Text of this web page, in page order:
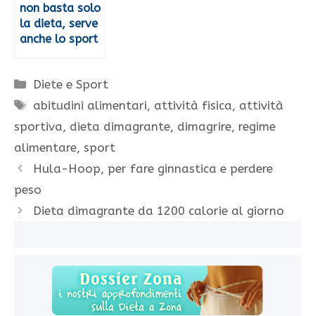
non basta solo
la dieta, serve
anche lo sport
Categorie
Diete e Sport
Tag
abitudini alimentari, attività fisica, attività
sportiva, dieta dimagrante, dimagrire, regime
alimentare, sport
Hula-Hoop, per fare ginnastica e perdere
peso
Dieta dimagrante da 1200 calorie al giorno